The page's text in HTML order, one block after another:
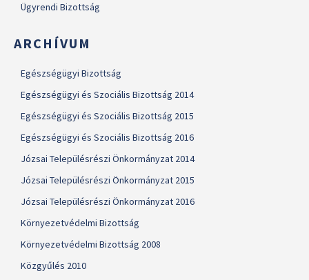
Ügyrendi Bizottság
ARCHÍVUM
Egészségügyi Bizottság
Egészségügyi és Szociális Bizottság 2014
Egészségügyi és Szociális Bizottság 2015
Egészségügyi és Szociális Bizottság 2016
Józsai Településrészi Önkormányzat 2014
Józsai Településrészi Önkormányzat 2015
Józsai Településrészi Önkormányzat 2016
Környezetvédelmi Bizottság
Környezetvédelmi Bizottság 2008
Közgyűlés 2010